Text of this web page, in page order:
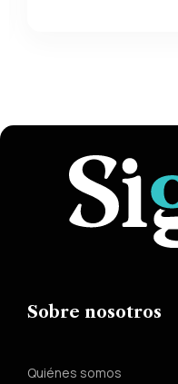
Sobre nosotros
Quiénes somos